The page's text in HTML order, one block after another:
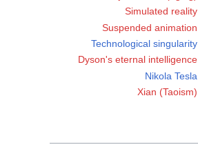
Simulated reality
Suspended animation
Technological singularity
Dyson's eternal intelligence
Nikola Tesla
Xian (Taoism)